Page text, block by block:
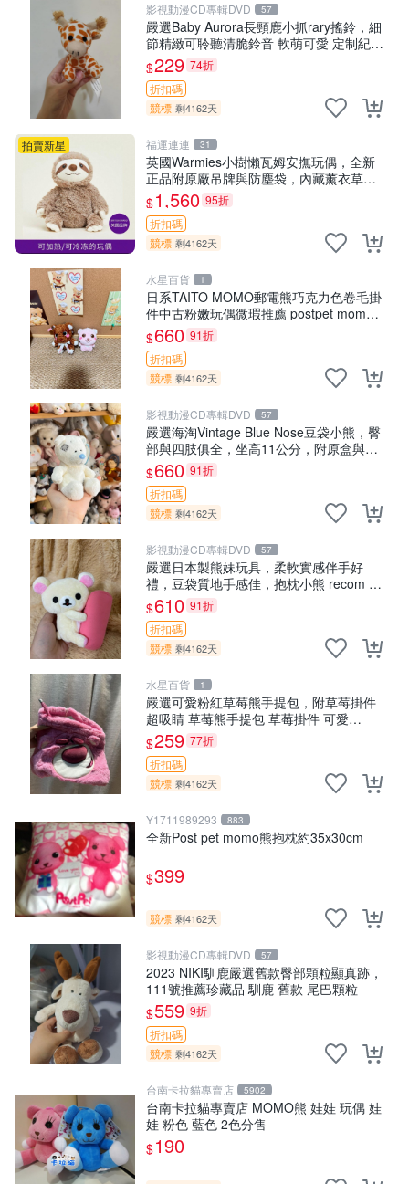
影視動漫CD專輯DVD 57
嚴選Baby Aurora長頸鹿小抓rary搖鈴，細
節精緻可聆聽清脆鈴音 軟萌可愛 定制紀念
金屬搖鈴 新手媽咪推薦 長頸鹿 抓rary 搖
鈴
$229 74折
折扣碼
競標 剩4162天
拍賣新星 福運連連 31
英國Warmies小樹懶瓦姆安撫玩偶，全新
正品附原廠吊牌與防塵袋，內藏薰衣草可
加熱，適合各個年齡層，冷暖兩用享受抱
抱樂趣，不容錯過嚴選好物 溫暖 冷感
$1,560 95折
折扣碼
競標 剩4162天
水星百貨 1
日系TAITO MOMO郵電熊巧克力色卷毛掛
件中古粉嫩玩偶微瑕推薦 postpet momo
郵電熊 中古玩偶
$660 91折
折扣碼
競標 剩4162天
影視動漫CD專輯DVD 57
嚴選海淘Vintage Blue Nose豆袋小熊，臀
部與四肢俱全，坐高11公分，附原盒與吊
牌收藏。藍鼻子小熊，值得擁有 玩具 憶熊
$660 91折
折扣碼
競標 剩4162天
影視動漫CD專輯DVD 57
嚴選日本製熊妹玩具，柔軟實感伴手好
禮，豆袋質地手感佳，抱枕小熊 recom 推
薦 白色豆袋 玩具
$610 91折
折扣碼
競標 剩4162天
水星百貨 1
嚴選可愛粉紅草莓熊手提包，附草莓掛件
超吸睛 草莓熊手提包 草莓掛件 可愛
portunese
$259 77折
折扣碼
競標 剩4162天
Y1711989293 883
全新Post pet momo熊抱枕約35x30cm
$399
競標 剩4162天
影視動漫CD專輯DVD 57
2023 NIKI馴鹿嚴選舊款臀部顆粒顯真跡，
111號推薦珍藏品 馴鹿 舊款 尾巴顆粒
$559 9折
折扣碼
競標 剩4162天
台南卡拉貓專賣店 5902
台南卡拉貓專賣店 MOMO熊 娃娃 玩偶 娃
娃 粉色 藍色 2色分售
$190